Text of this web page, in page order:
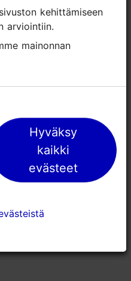
arviointiin.
Hyväksy
kaikki
evästeet
arviointiin.
Hyväksy
kaikki
evästeet